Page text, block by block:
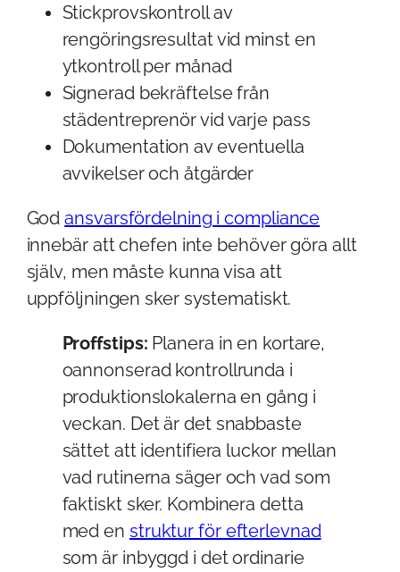
Stickprovskontroll av
rengöringsresultat vid minst en
ytkontroll per månad
Signerad bekräftelse från
städentreprenör vid varje pass
Dokumentation av eventuella
avvikelser och åtgärder
Godansvarsfördelning i compliance
innebär att chefen inte behöver göra allt
själv, men måste kunna visa att
uppföljningen sker systematiskt.
Proffstips: Planera in en kortare,
oannonserad kontrollrunda i
produktionslokalerna en gång i
veckan. Det är det snabbaste
sättet att identifiera luckor mellan
vad rutinerna säger och vad som
faktiskt sker. Kombinera detta
med en struktur för efterlevnad
som är inbyggd i det ordinarie